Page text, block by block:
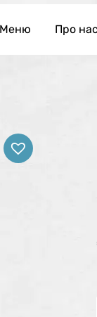
Меню Про нас